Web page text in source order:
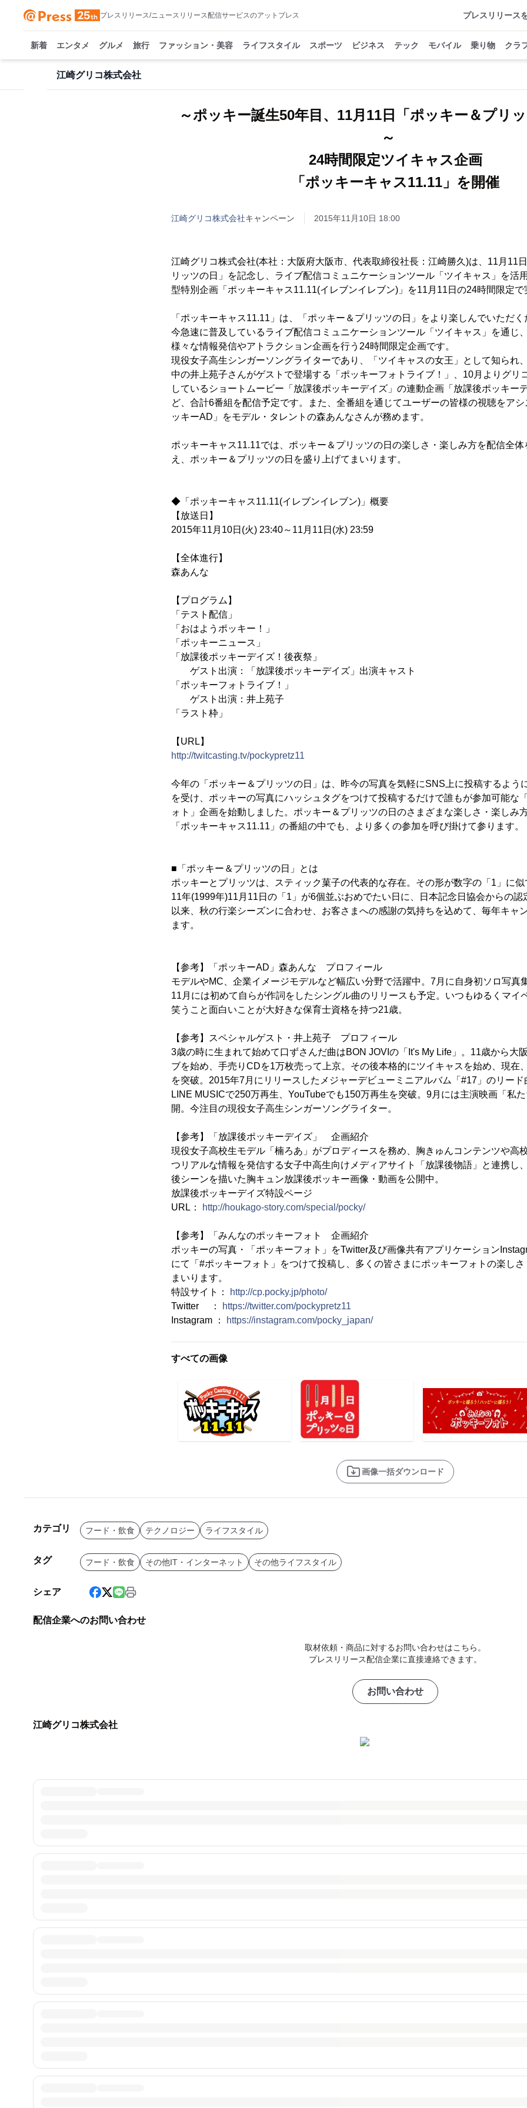
プレスリリース/ニュースリリース配信サービスのアットプレス プレスリリース
新着 エンタメ グルメ 旅行 ファッション・美容 ライフスタイル スポーツ ビジネス テック モバイル 乗り物 クラ
江崎グリコ株式会社
～ポッキー誕生50年目、11月11日「ポッキー＆プリ
～
24時間限定ツイキャス企画
「ポッキーキャス11.11」を開催
江崎グリコ株式会社キャンペーン 2015年11月10日 18:00
江崎グリコ株式会社(本社：大阪府大阪市、代表取締役社長：江崎勝久)は、11月11
リッツの日」を記念し、ライブ配信コミュニケーションツール「ツイキャス」を活
型特別企画「ポッキーキャス11.11(イレブンイレブン)」を11月11日の24時間限定で
「ポッキーキャス11.11」は、「ポッキー＆プリッツの日」をより楽しんでいただ
今急速に普及しているライブ配信コミュニケーションツール「ツイキャス」を通じ
様々な情報発信やアトラクション企画を行う24時間限定企画です。
現役女子高生シンガーソングライターであり、「ツイキャスの女王」として知られ
中の井上苑子さんがゲストで登場する「ポッキーフォトライブ！」、10月よりグリ
しているショートムービー「放課後ポッキーデイズ」の連動企画「放課後ポッキー
ど、合計6番組を配信予定です。また、全番組を通じてユーザーの皆様の視聴をア
ッキーAD」をモデル・タレントの森あんなさんが務めます。
ポッキーキャス11.11では、ポッキー＆プリッツの日の楽しさ・楽しみ方を配信全
え、ポッキー＆プリッツの日を盛り上げてまいります。
◆「ポッキーキャス11.11(イレブンイレブン)」概要
【放送日】
2015年11月10日(火) 23:40～11月11日(水) 23:59
【全体進行】
森あんな
【プログラム】
「テスト配信」
「おはようポッキー！」
「ポッキーニュース」
「放課後ポッキーデイズ！後夜祭」
ゲスト出演：「放課後ポッキーデイズ」出演キャスト
「ポッキーフォトライブ！」
ゲスト出演：井上苑子
「ラスト枠」
【URL】
http://twitcasting.tv/pockypretz11
今年の「ポッキー＆プリッツの日」は、昨今の写真を気軽にSNS上に投稿するよう
を受け、ポッキーの写真にハッシュタグをつけて投稿するだけで誰もが参加可能な
ォト」企画を始動しました。ポッキー＆プリッツの日のさまざまな楽しさ・楽しみ
「ポッキーキャス11.11」の番組の中でも、より多くの参加を呼び掛けて参ります。
■「ポッキー＆プリッツの日」とは
ポッキーとプリッツは、スティック菓子の代表的な存在。その形が数字の「1」に
11年(1999年)11月11日の「1」が6個並ぶおめでたい日に、日本記念日協会からの認
以来、秋の行楽シーズンに合わせ、お客さまへの感謝の気持ちを込めて、毎年キャ
ます。
【参考】「ポッキーAD」森あんな プロフィール
モデルやMC、企業イメージモデルなど幅広い分野で活躍中。7月に自身初ソロ写真
11月には初めて自らが作詞をしたシングル曲のリリースも予定。いつもゆるくマイ
笑うこと面白いことが大好きな保育士資格を持つ21歳。
【参考】スペシャルゲスト・井上苑子 プロフィール
3歳の時に生まれて始めて口ずさんだ曲はBON JOVIの「It's My Life」。11歳から大
ブを始め、手売りCDを1万枚売って上京。その後本格的にツイキャスを始め、現在
を突破。2015年7月にリリースしたメジャーデビューミニアルバム「#17」のリー
LINE MUSICで250万再生、YouTubeでも150万再生を突破。9月には主演映画「私
開。今注目の現役女子高生シンガーソングライター。
【参考】「放課後ポッキーデイズ」 企画紹介
現役女子高校生モデル「楠ろあ」がプロディースを務め、胸きゅんコンテンツや高
つリアルな情報を発信する女子中高生向けメディアサイト「放課後物語」と連携し
後シーンを描いた胸キュン放課後ポッキー画像・動画を公開中。
放課後ポッキーデイズ特設ページ
URL：
http://houkago-story.com/special/pocky/
【参考】「みんなのポッキーフォト 企画紹介
ポッキーの写真・「ポッキーフォト」をTwitter及び画像共有アプリケーション
にて「#ポッキーフォト」をつけて投稿し、多くの皆さまにポッキーフォトの楽し
まいります。
特設サイト：
http://cp.pocky.jp/photo/
Twitter ：
https://twitter.com/pockypretz11
Instagram ：
https://instagram.com/pocky_japan/
すべての画像
画像一括ダウンロード
カテゴリ フード・飲食 テクノロジー ライフスタイル
タグ フード・飲食 その他IT・インターネット その他ライフスタイル
シェア
配信企業へのお問い合わせ
取材依頼・商品に対するお問い合わせはこちら。
プレスリリース配信企業に直接連絡できます。
お問い合わせ
江崎グリコ株式会社